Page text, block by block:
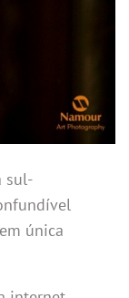
sul-
única